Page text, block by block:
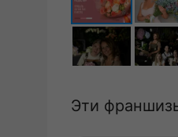
Эти